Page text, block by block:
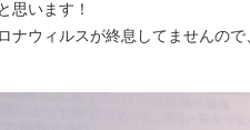
思います！
ナウィルスが終息してませんの